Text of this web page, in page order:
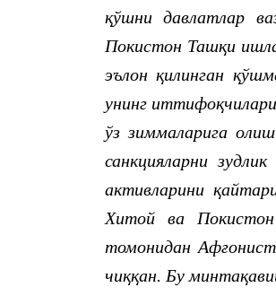
қўшни давлатлар
Покистон Ташқи
эълон қилинган
унинг
ўз зиммаларига
санкцияларни
активларини
Хитой ва
томонидан
чиққан. Бу